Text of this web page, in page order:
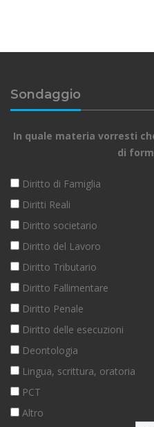
Sondaggio
In quale materia vorresti
di
Diritto di Famiglia
Diritti Reali
Diritto societario
Diritto del Lavoro
Diritto Tributario
Diritto Fallimentare
Diritto Penale
Diritto delle esecuzioni
Deontologia
Lingua, scrittura, oratoria
PCT
Altro